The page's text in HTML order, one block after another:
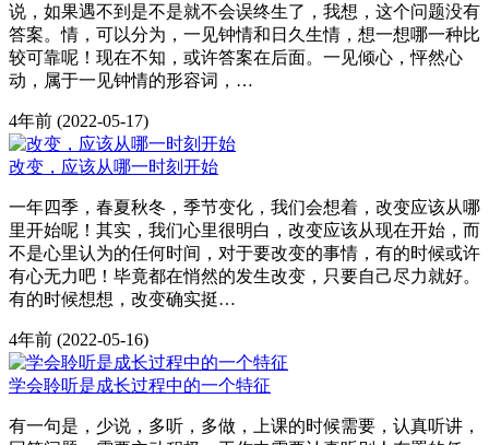
说，如果遇不到是不是就不会误终生了，我想，这个问题没有
答案。情，可以分为，一见钟情和日久生情，想一想哪一种比
较可靠呢！现在不知，或许答案在后面。一见倾心，怦然心
动，属于一见钟情的形容词，…
4年前 (2022-05-17)
改变，应该从哪一时刻开始
一年四季，春夏秋冬，季节变化，我们会想着，改变应该从哪
里开始呢！其实，我们心里很明白，改变应该从现在开始，而
不是心里认为的任何时间，对于要改变的事情，有的时候或许
有心无力吧！毕竟都在悄然的发生改变，只要自己尽力就好。
有的时候想想，改变确实挺…
4年前 (2022-05-16)
学会聆听是成长过程中的一个特征
有一句是，少说，多听，多做，上课的时候需要，认真听讲，